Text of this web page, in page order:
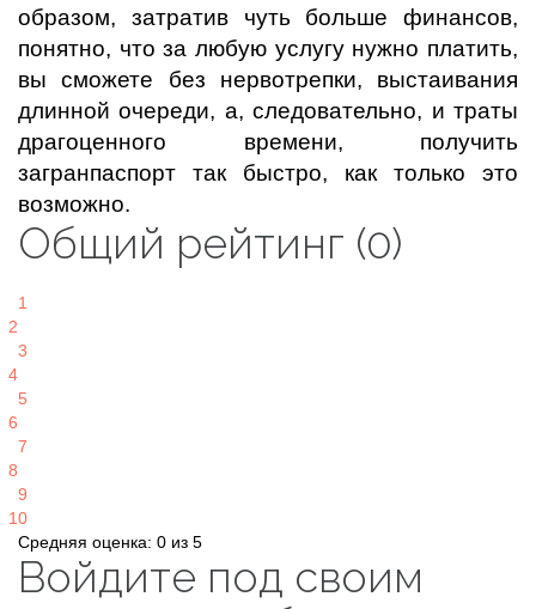
образом, затратив чуть больше финансов,
понятно, что за любую услугу нужно платить,
вы сможете без нервотрепки, выстаивания
длинной очереди, а, следовательно, и траты
драгоценного времени, получить
загранпаспорт так быстро, как только это
возможно.
Общий рейтинг (0)
1
2
3
4
5
6
7
8
9
10
Средняя оценка: 0 из 5
Войдите под своим